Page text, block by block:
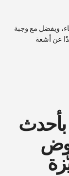
ويفضل مع وجبة
عن أشعة
بأحدث